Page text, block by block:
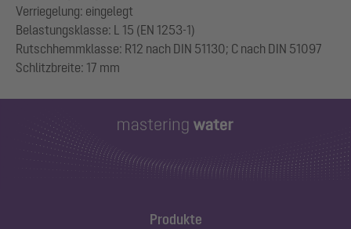
Verriegelung: eingelegt
Belastungsklasse: L 15 (EN 1253-1)
Rutschhemmklasse: R12 nach DIN 51130; C nach DIN 51097
Produkte